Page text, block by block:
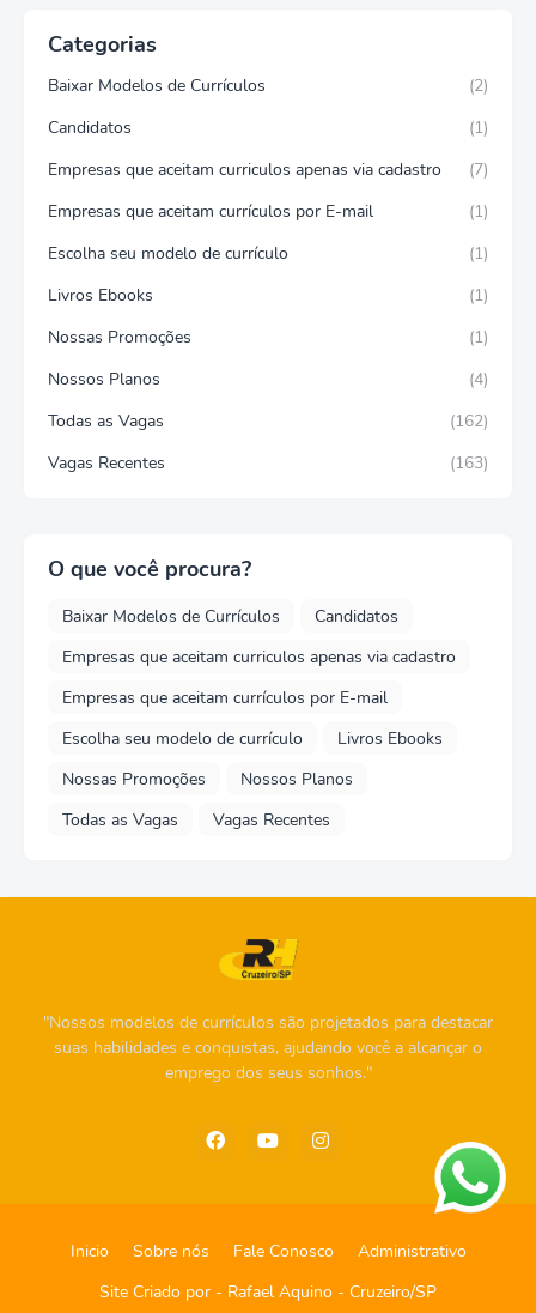
Categorias
Baixar Modelos de Currículos
(2)
Candidatos
(1)
Empresas que aceitam curriculos apenas via cadastro
(7)
Empresas que aceitam currículos por E-mail
(1)
Escolha seu modelo de currículo
(1)
Livros Ebooks
(1)
Nossas Promoções
(1)
Nossos Planos
(4)
Todas as Vagas
(162)
Vagas Recentes
(163)
O que você procura?
Baixar Modelos de Currículos
Candidatos
Empresas que aceitam curriculos apenas via cadastro
Empresas que aceitam currículos por E-mail
Escolha seu modelo de currículo
Livros Ebooks
Nossas Promoções
Nossos Planos
Todas as Vagas
Vagas Recentes
"Nossos modelos de currículos são projetados para destacar
suas habilidades e conquistas, ajudando você a alcançar o
emprego dos seus sonhos."
Site Criado por - Rafael Aquino - Cruzeiro/SP
Inicio Sobre nós Fale Conosco Administrativo